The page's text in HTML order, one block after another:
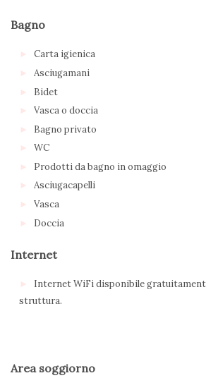
Bagno
Carta igienica
Asciugamani
Bidet
Vasca o doccia
Bagno privato
WC
Prodotti da bagno in omaggio
Asciugacapelli
Vasca
Doccia
Internet
Internet WiFi disponibile
struttura.
Area soggiorno